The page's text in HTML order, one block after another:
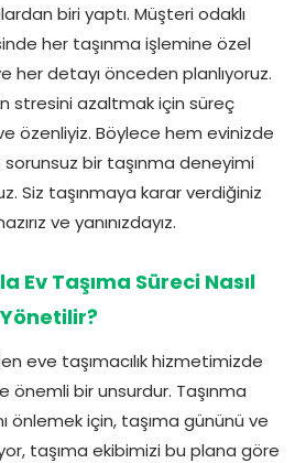
biri yaptı. Müşteri odaklı
her taşınma işlemine özel
her detayı önceden planlıyoruz.
stresini azaltmak için süreç
özenliyiz. Böylece hem evinizde
bir taşınma deneyimi
Siz taşınmaya karar verdiğiniz
ve yanınızdayız.
Ev Taşıma Süreci Nasıl
Yönetilir?
eve taşımacılık hizmetimizde
bir unsurdur. Taşınma
önlemek için, taşıma gününü ve
taşıma ekibimizi bu plana göre